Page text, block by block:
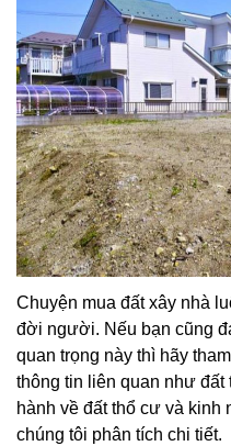
Chuyện mua đất xây nhà
đời người. Nếu bạn cũng
quan trọng này thì hãy
thông tin liên quan như
hành về đất thổ cư và
chúng tôi phân tích chi tiết.